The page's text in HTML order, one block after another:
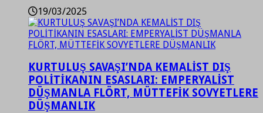
19/03/2025
KURTULUŞ SAVAŞI’NDA KEMALİST DIŞ
POLİTİKANIN ESASLARI: EMPERYALİST
DÜŞMANLA FLÖRT, MÜTTEFİK SOVYETLERE
DÜŞMANLIK